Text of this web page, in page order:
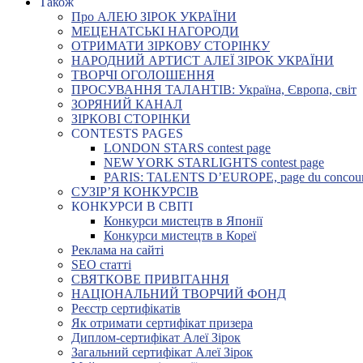
Про АЛЕЮ ЗІРОК УКРАЇНИ
МЕЦЕНАТСЬКІ НАГОРОДИ
ОТРИМАТИ ЗІРКОВУ СТОРІНКУ
НАРОДНИЙ АРТИСТ АЛЕЇ ЗІРОК УКРАЇНИ
ТВОРЧІ ОГОЛОШЕННЯ
ПРОСУВАННЯ ТАЛАНТІВ: Україна, Європа, світ
ЗОРЯНИЙ КАНАЛ
ЗІРКОВІ СТОРІНКИ
CONTESTS PAGES
LONDON STARS contest page
NEW YORK STARLIGHTS contest page
PARIS: TALENTS D’EUROPE, page du
СУЗІР’Я КОНКУРСІВ
КОНКУРСИ В СВІТІ
Конкурси мистецтв в Японії
Конкурси мистецтв в Кореї
Реклама на сайті
SEO статті
СВЯТКОВЕ ПРИВІТАННЯ
НАЦІОНАЛЬНИЙ ТВОРЧИЙ ФОНД
Реєстр сертифікатів
Як отримати сертифікат призера
Диплом-сертифікат Алеї Зірок
Загальний сертифікат Алеї Зірок